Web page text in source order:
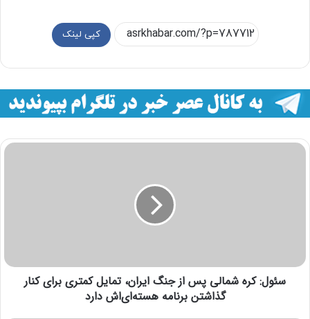
کپی لینک
سئول: کره شمالی پس از جنگ ایران، تمایل کمتری برای کنار
گذاشتن برنامه هسته‌ای‌اش دارد